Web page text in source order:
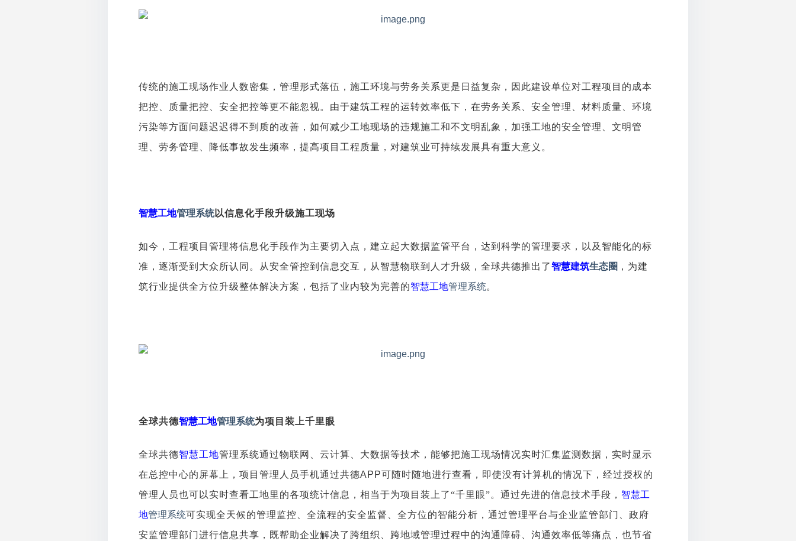
传统的施工现场作业人数密集，管理形式落伍，施工环境与劳务关系更是日益复杂，因此建设单位对工程项目的成本
把控、质量把控、安全把控等更不能忽视。由于建筑工程的运转效率低下，在劳务关系、安全管理、材料质量、环境
污染等方面问题迟迟得不到质的改善，如何减少工地现场的违规施工和不文明乱象，加强工地的安全管理、文明管
理、劳务管理、降低事故发生频率，提高项目工程质量，对建筑业可持续发展具有重大意义。
智慧工地管理系统以信息化手段升级施工现场
如今，工程项目管理将信息化手段作为主要切入点，建立起大数据监管平台，达到科学的管理要求，以及智能化的标
准，逐渐受到大众所认同。从安全管控到信息交互，从智慧物联到人才升级，全球共德推出了智慧建筑生态圈 ，为建
筑行业提供全方位升级整体解决方案，包括了业内较为完善的智慧工地管理系统。
全球共德智慧工地管理系统为项目装上千里眼
全球共德智慧工地管理系统通过物联网、云计算、大数据等技术，能够把施工现场情况实时汇集监测数据，实时显示
在总控中心的屏幕上，项目管理人员手机通过共德APP可随时随地进行查看，即使没有计算机的情况下，经过授权的
管理人员也可以实时查看工地里的各项统计信息，相当于为项目装上了“千里眼”。通过先进的信息技术手段， 智慧工
地管理系统可实现全天候的管理监控、全流程的安全监督、全方位的智能分析，通过管理平台与企业监管部门、政府
安监管理部门进行信息共享，既帮助企业解决了跨组织、跨地域管理过程中的沟通障碍、沟通效率低等痛点，也节省